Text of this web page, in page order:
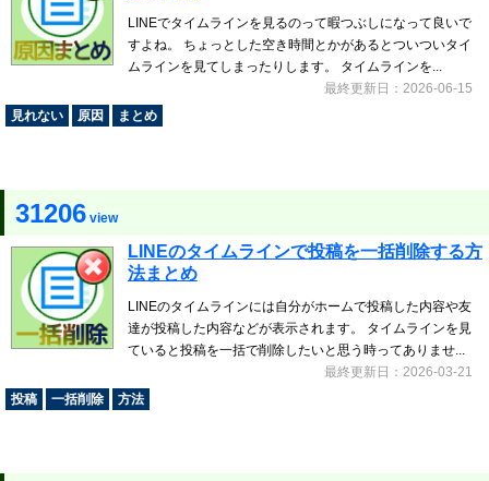
LINEでタイムラインを見るのって暇つぶしになって良いで
すよね。 ちょっとした空き時間とかがあるとついついタイ
ムラインを見てしまったりします。 タイムラインを...
最終更新日：2026-06-15
見れない
原因 まとめ
31206 view
LINEのタイムラインで投稿を一括削除する方
法まとめ
LINEのタイムラインには自分がホームで投稿した内容や友
達が投稿した内容などが表示されます。 タイムラインを見
ていると投稿を一括で削除したいと思う時ってありませ...
最終更新日：2026-03-21
投稿
一括削除 方法